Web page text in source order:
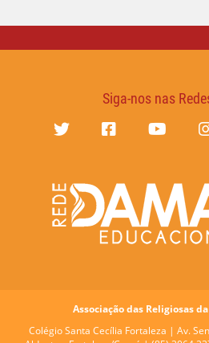
Siga-nos nas
Associação das Religiosas
Colégio Santa Cecília Fortaleza | Av.